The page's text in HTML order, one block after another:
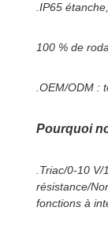
.IP65
100 % de
.OEM/ODM :
Pourquoi
.Triac/0-10 V/
résistance/
fonctions à